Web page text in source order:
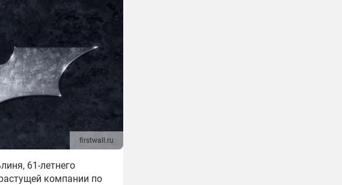
firstwall.ru
61-летнего
компании по